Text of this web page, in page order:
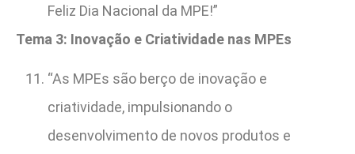
Feliz Dia Nacional da MPE!”
Tema 3: Inovação e Criatividade nas MPEs
“As MPEs são berço de inovação e
criatividade, impulsionando o
desenvolvimento de novos produtos e